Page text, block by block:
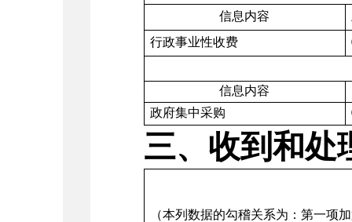
信息内容
行政事业性收费
信息内容
政府集中采购
三、收到和处
（本列数据的勾稽关系为：第一项